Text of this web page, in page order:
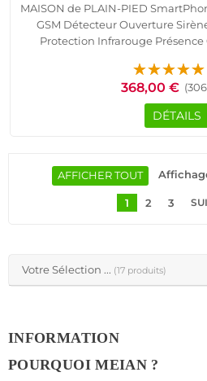
Votre Sélection ... (17 produits)
MAISON de PLAIN-PIED
GSM Détecteur Ouverture
Protection Infrarouge
Contrôle Accès RFID
368,00 €
DÉTAILS
AFFICHER TOUT
1 2 3
INFORMATION
POURQUOI MEIAN ?